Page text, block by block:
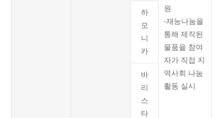
원
-재능나눔을
통해 제작된
물품을 참여
자가 직접 지
역사회 나눔
활동 실시
하
모
니
카
바
리
스
타